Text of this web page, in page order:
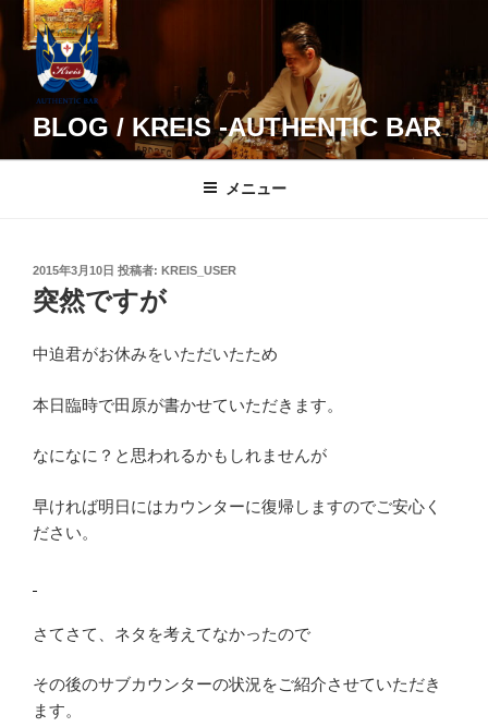
コ
BLOG / KREIS -AUTHENTIC BAR
メニュー
投
稿
日:
2015年3月10日 投稿者: KREIS_USER
突然ですが
中迫君がお休みをいただいたため
本日臨時で田原が書かせていただきます。
なになに？と思われるかもしれませんが
早ければ明日にはカウンターに復帰しますのでご安心く
ださい。
さてさて、ネタを考えてなかったので
その後のサブカウンターの状況をご紹介させていただき
ます。